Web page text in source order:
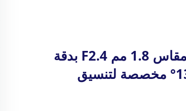
عدسة بُعد بؤري ثابت M12 مقاس 1.8 مم F2.4 بدقة
3 ميجابكسل وزاوية رؤية 130° مخصصة لتنسيق